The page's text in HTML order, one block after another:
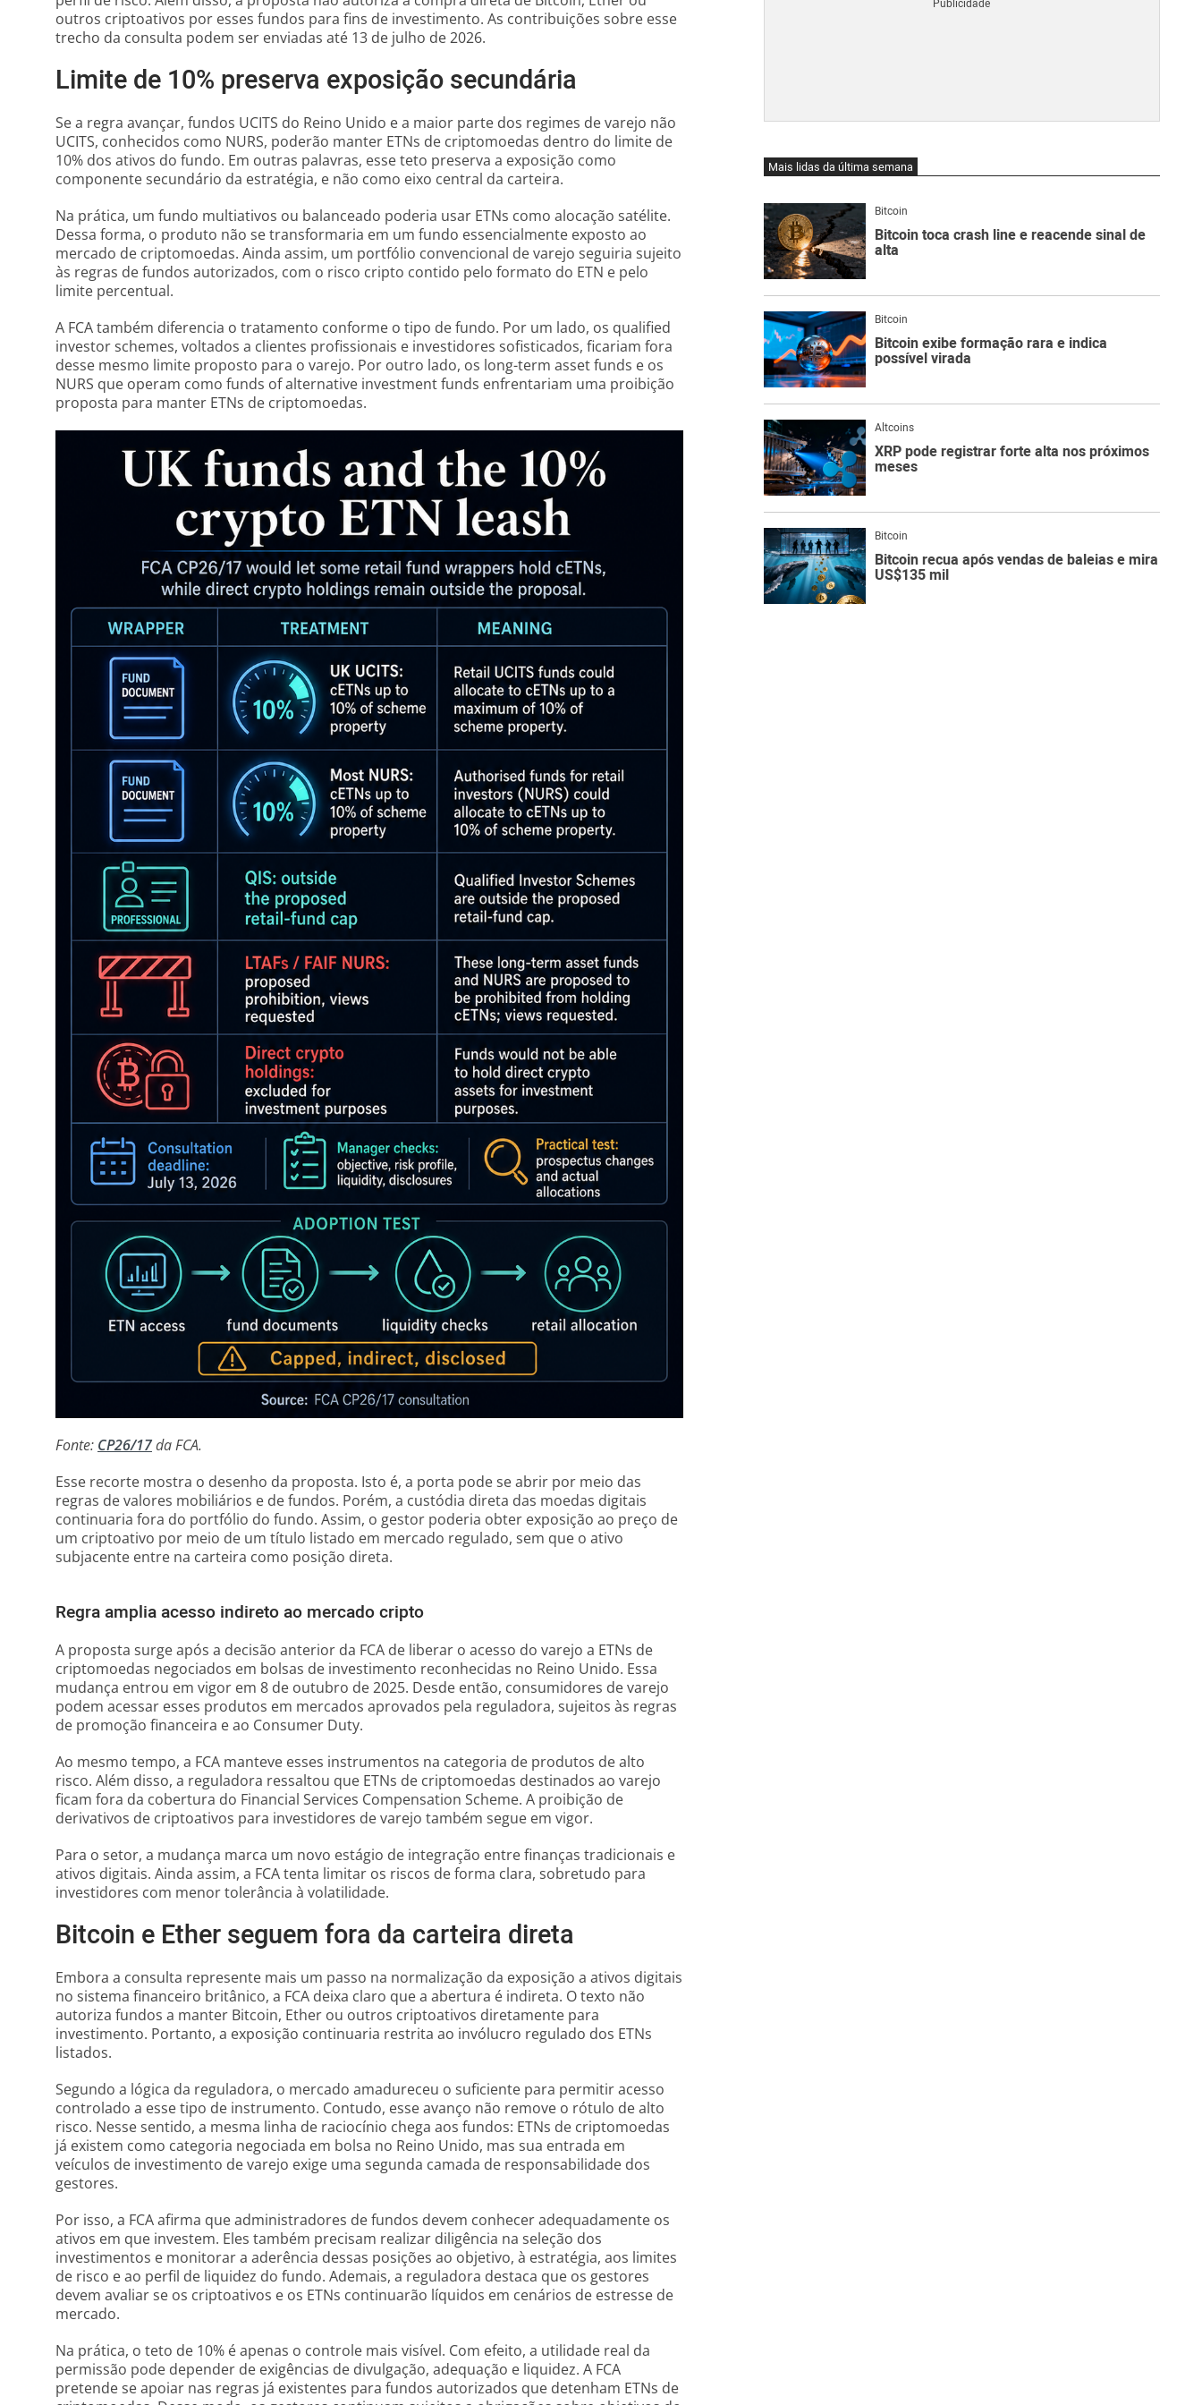
outros criptoativos por esses fundos para fins de investimento. As contribuições sobre esse
trecho da consulta podem ser enviadas até 13 de julho de 2026.
Limite de 10% preserva exposição secundária
Se a regra avançar, fundos UCITS do Reino Unido e a maior parte dos regimes de varejo não
UCITS, conhecidos como NURS, poderão manter ETNs de criptomoedas dentro do limite de
10% dos ativos do fundo. Em outras palavras, esse teto preserva a exposição como
componente secundário da estratégia, e não como eixo central da carteira.
Na prática, um fundo multiativos ou balanceado poderia usar ETNs como alocação satélite.
Dessa forma, o produto não se transformaria em um fundo essencialmente exposto ao
mercado de criptomoedas. Ainda assim, um portfólio convencional de varejo seguiria sujeito
às regras de fundos autorizados, com o risco cripto contido pelo formato do ETN e pelo
limite percentual.
A FCA também diferencia o tratamento conforme o tipo de fundo. Por um lado, os qualified
investor schemes, voltados a clientes profissionais e investidores sofisticados, ficariam fora
desse mesmo limite proposto para o varejo. Por outro lado, os long-term asset funds e os
NURS que operam como funds of alternative investment funds enfrentariam uma proibição
proposta para manter ETNs de criptomoedas.
Fonte: CP26/17da FCA.
Esse recorte mostra o desenho da proposta. Isto é, a porta pode se abrir por meio das
regras de valores mobiliários e de fundos. Porém, a custódia direta das moedas digitais
continuaria fora do portfólio do fundo. Assim, o gestor poderia obter exposição ao preço de
um criptoativo por meio de um título listado em mercado regulado, sem que o ativo
subjacente entre na carteira como posição direta.
Regra amplia acesso indireto ao mercado cripto
A proposta surge após a decisão anterior da FCA de liberar o acesso do varejo a ETNs de
criptomoedas negociados em bolsas de investimento reconhecidas no Reino Unido. Essa
mudança entrou em vigor em 8 de outubro de 2025. Desde então, consumidores de varejo
podem acessar esses produtos em mercados aprovados pela reguladora, sujeitos às regras
de promoção financeira e ao Consumer Duty.
Ao mesmo tempo, a FCA manteve esses instrumentos na categoria de produtos de alto
risco. Além disso, a reguladora ressaltou que ETNs de criptomoedas destinados ao varejo
ficam fora da cobertura do Financial Services Compensation Scheme. A proibição de
derivativos de criptoativos para investidores de varejo também segue em vigor.
Para o setor, a mudança marca um novo estágio de integração entre finanças tradicionais e
ativos digitais. Ainda assim, a FCA tenta limitar os riscos de forma clara, sobretudo para
investidores com menor tolerância à volatilidade.
Bitcoin e Ether seguem fora da carteira direta
Embora a consulta represente mais um passo na normalização da exposição a ativos digitais
no sistema financeiro britânico, a FCA deixa claro que a abertura é indireta. O texto não
autoriza fundos a manter Bitcoin, Ether ou outros criptoativos diretamente para
investimento. Portanto, a exposição continuaria restrita ao invólucro regulado dos ETNs
listados.
Segundo a lógica da reguladora, o mercado amadureceu o suficiente para permitir acesso
controlado a esse tipo de instrumento. Contudo, esse avanço não remove o rótulo de alto
risco. Nesse sentido, a mesma linha de raciocínio chega aos fundos: ETNs de criptomoedas
já existem como categoria negociada em bolsa no Reino Unido, mas sua entrada em
veículos de investimento de varejo exige uma segunda camada de responsabilidade dos
gestores.
Por isso, a FCA afirma que administradores de fundos devem conhecer adequadamente os
ativos em que investem. Eles também precisam realizar diligência na seleção dos
investimentos e monitorar a aderência dessas posições ao objetivo, à estratégia, aos limites
de risco e ao perfil de liquidez do fundo. Ademais, a reguladora destaca que os gestores
devem avaliar se os criptoativos e os ETNs continuarão líquidos em cenários de estresse de
mercado.
Na prática, o teto de 10% é apenas o controle mais visível. Com efeito, a utilidade real da
permissão pode depender de exigências de divulgação, adequação e liquidez. A FCA
pretende se apoiar nas regras já existentes para fundos autorizados que detenham ETNs de
Mais lidas da última semana
Bitcoin
Bitcoin toca crash line e reacende sinal de
alta
Bitcoin
Bitcoin exibe formação rara e indica
possível virada
Altcoins
XRP pode registrar forte alta nos próximos
meses
Bitcoin
Bitcoin recua após vendas de baleias e mira
US$135 mil